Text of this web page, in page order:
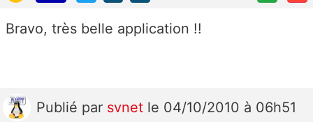
Bravo, très belle application !!
Publié par svnet le 04/10/2010 à 06h51